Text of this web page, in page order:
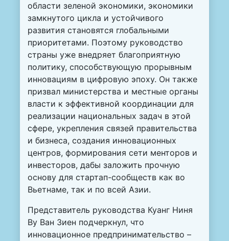
области зеленой экономики, экономики
замкнутого цикла и устойчивого
развития становятся глобальными
приоритетами. Поэтому руководство
страны уже внедряет благоприятную
политику, способствующую прорывным
инновациям в цифровую эпоху. Он также
призвал министерства и местные органы
власти к эффективной координации для
реализации национальных задач в этой
сфере, укрепления связей правительства
и бизнеса, создания инновационных
центров, формирования сети менторов и
инвесторов, дабы заложить прочную
основу для стартап-сообществ как во
Вьетнаме, так и по всей Азии.
Представитель руководства Куанг Ниня
Ву Ван Зиен подчеркнул, что
инновационное предпринимательство –